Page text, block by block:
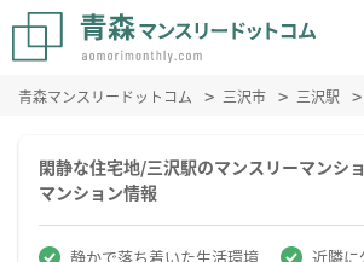
青森マンスリードットコム 三沢市 三沢駅
閑静な住宅地/三沢駅のマンスリーマンシ
マンション情報
静かで落ち着いた生活環境 近隣に